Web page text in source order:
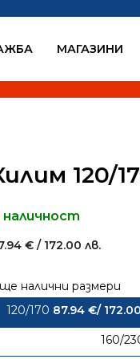
MАГАЗИНИ
120/
наличност
€ / 172.00 лв.
налични размери
120/170 87.94 €/
160/